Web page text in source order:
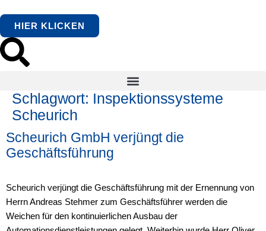
springen
HIER KLICKEN
Schlagwort: Inspektionssysteme
Scheurich
Scheurich GmbH verjüngt die
Geschäftsführung
Scheurich verjüngt die Geschäftsführung mit der Ernennung von
Herrn Andreas Stehmer zum Geschäftsführer werden die
Weichen für den kontinuierlichen Ausbau der